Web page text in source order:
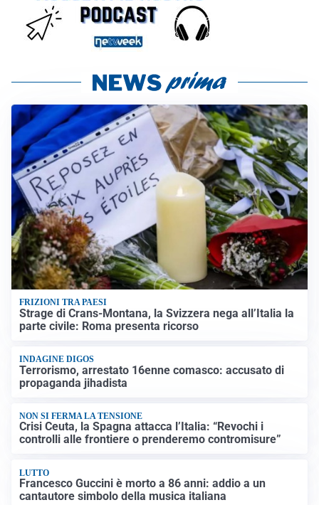
FRIZIONI TRA PAESI
Strage di Crans-Montana, la Svizzera nega all’Italia la
parte civile: Roma presenta ricorso
INDAGINE DIGOS
Terrorismo, arrestato 16enne comasco: accusato di
propaganda jihadista
NON SI FERMA LA TENSIONE
Crisi Ceuta, la Spagna attacca l’Italia: “Revochi i
controlli alle frontiere o prenderemo contromisure”
LUTTO
Francesco Guccini è morto a 86 anni: addio a un
cantautore simbolo della musica italiana